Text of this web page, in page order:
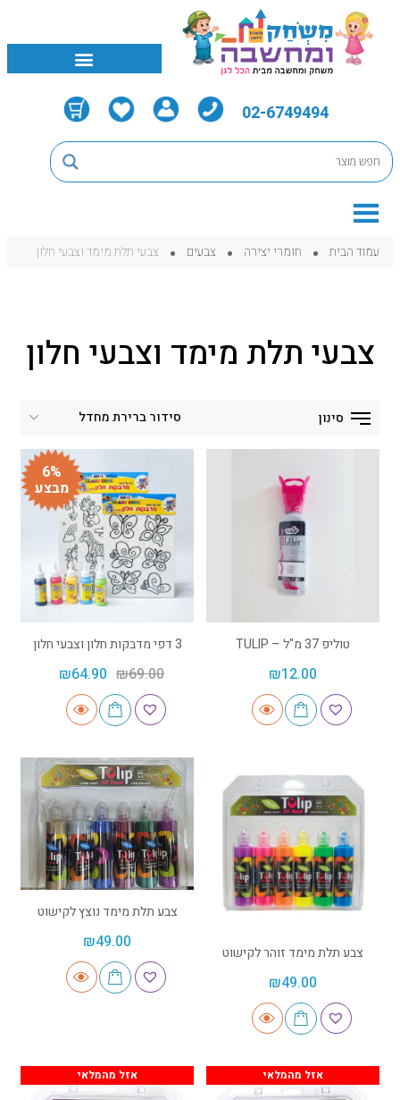
02-6749494
עמוד הבית חומרי יצירה צבעים צבעי תלת מימד וצבעי חלון
צבעי תלת מימד וצבעי חלון
סינון
טוליפ 37 מ"ל – TULIP
₪12.00
6%
מבצע
3 דפי מדבקות חלון וצבעי חלון
₪69.00
₪64.90
צבע תלת מימד זוהר לקישוט
₪49.00
צבע תלת מימד נוצץ לקישוט
₪49.00
אזל מהמלאי אזל מהמלאי